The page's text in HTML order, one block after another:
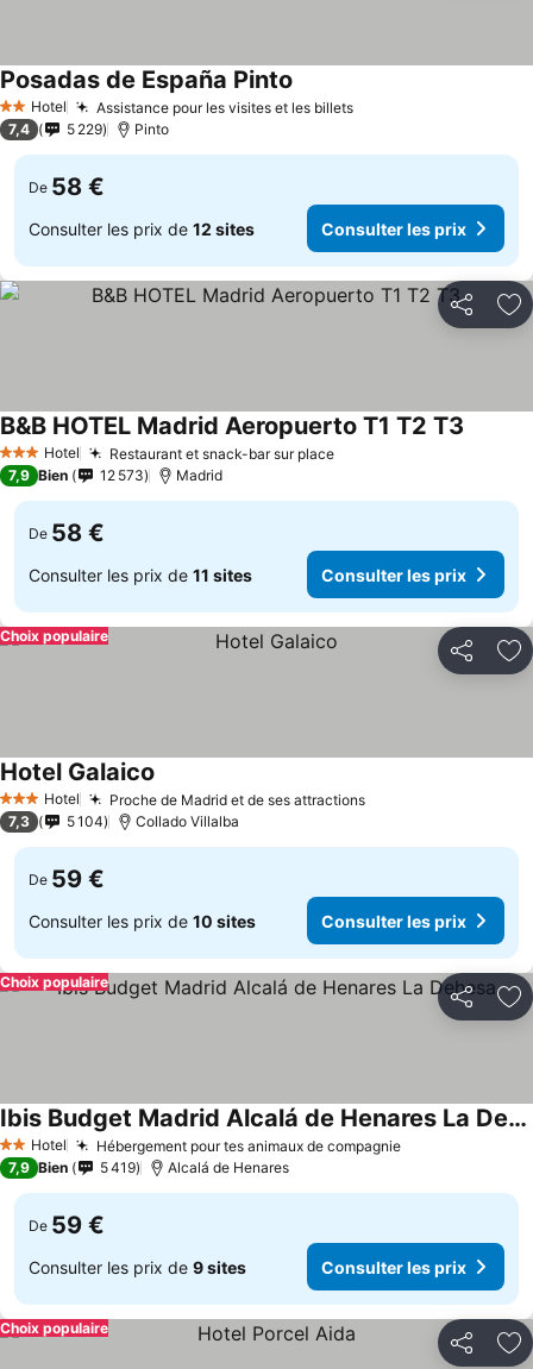
2 Étoiles
Hotel Assistance pour les visites et les billetsConsulter les prix
Posadas de España Pinto
7,4 5 229 Pinto
De 58 €
Consulter les prix de 12 sites Consulter les prix
Partager
3 ÉtoilesHotel Restaurant et snack-bar sur placeConsulter les prix
B&B HOTEL Madrid Aeropuerto T1 T2 T3
7,9 Bien 12 573 Madrid
De 58 €
Consulter les prix de 11 sites Consulter les prix
Partager
Choix populaire
3 ÉtoilesHotel Proche de Madrid et de ses attractionsConsulter les prix
Hotel Galaico
7,3 5 104 Collado Villalba
De 59 €
Consulter les prix de 10 sites Consulter les prix
Partager
Choix populaire
2 Étoiles
Hotel Hébergement pour tes animaux de compagnieConsulter les
Ibis Budget Madrid Alcalá de Henares La Dehesa
Consulter les prix
7,9 Bien 5 419 Alcalá de Henares
De 59 €
Consulter les prix de 9 sites Consulter les prix
Partager
Choix populaire